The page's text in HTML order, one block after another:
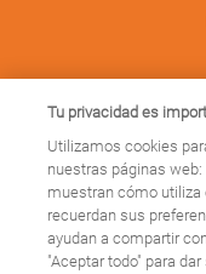
Tu privacidad es
Utilizamos cookies
nuestras páginas
muestran cómo utiliza
recuerdan sus
ayudan a compartir
"Aceptar todo" para